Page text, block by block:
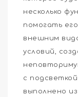
несколько
помогать
внешним
условий,
с
выполнено